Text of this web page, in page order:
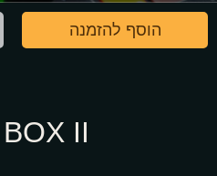
הוסף להזמנה
II